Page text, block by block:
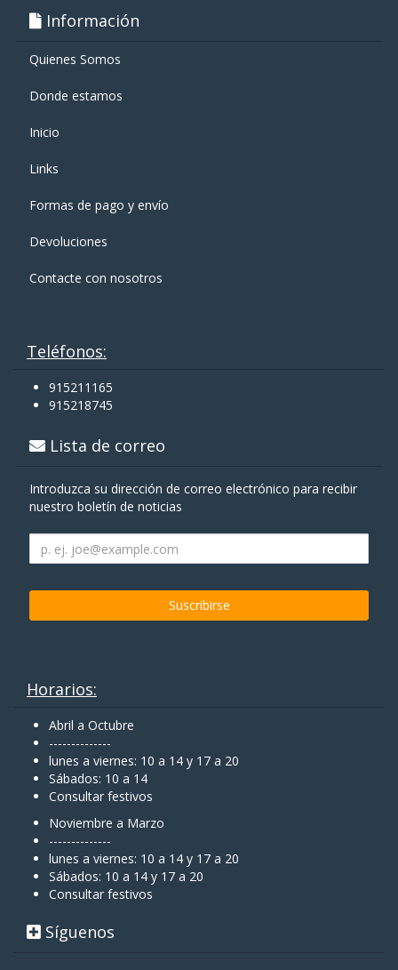
Información
Quienes Somos
Donde estamos
Inicio
Links
Formas de pago y enví­o
Devoluciones
Contacte con nosotros
Teléfonos:
915211165
915218745
Lista de correo
Introduzca su dirección de correo electrónico para recibir
nuestro boletín de noticias
Horarios:
Abril a Octubre
--------------
lunes a viernes: 10 a 14 y 17 a 20
Sábados: 10 a 14
Consultar festivos
Noviembre a Marzo
--------------
lunes a viernes: 10 a 14 y 17 a 20
Sábados: 10 a 14 y 17 a 20
Consultar festivos
Síguenos